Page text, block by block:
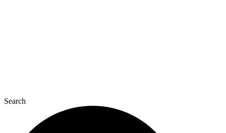
Search